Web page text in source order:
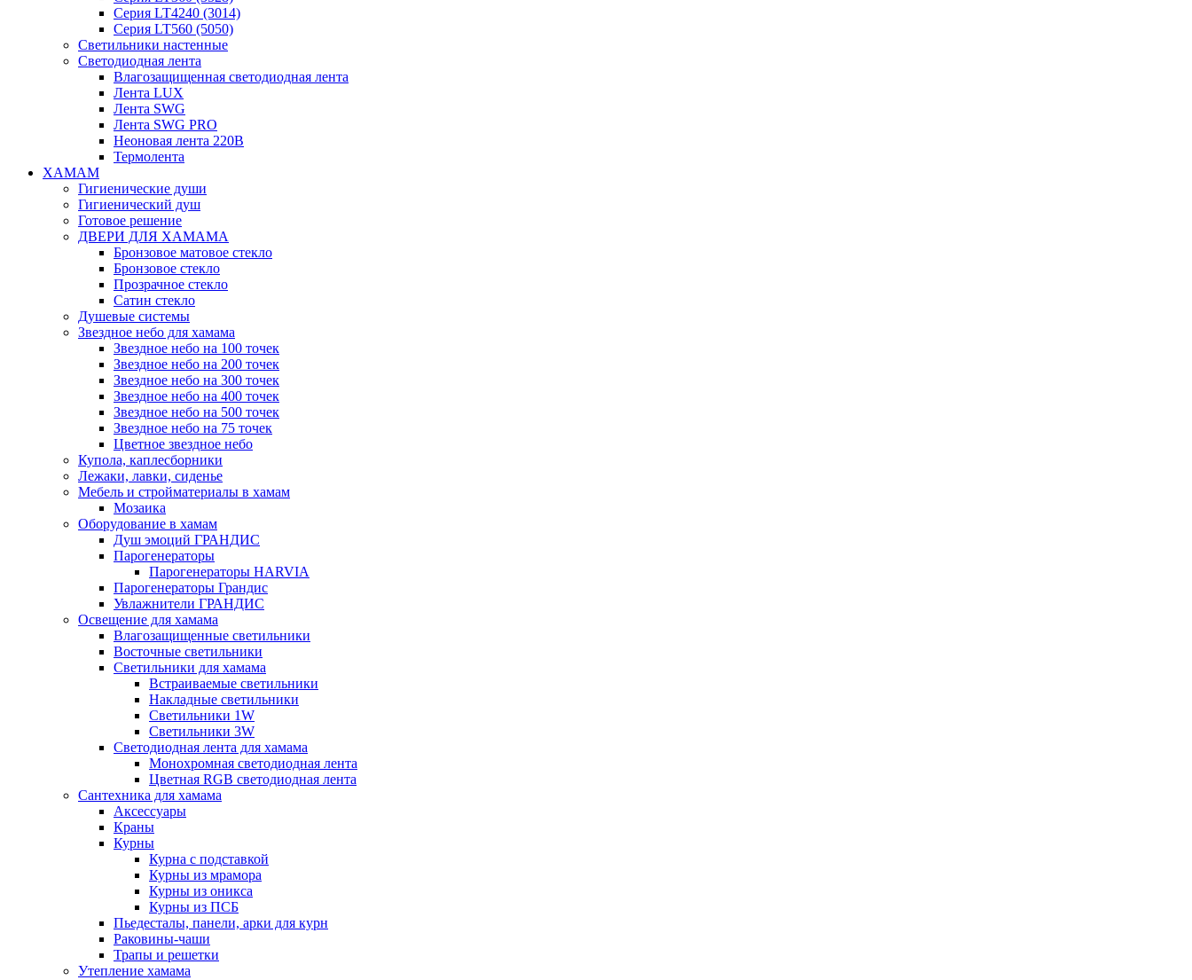
Серия LT4240 (3014)
Серия LT560 (5050)
Светильники настенные
Светодиодная лента
Влагозащищенная светодиодная лента
Лента LUX
Лента SWG
Лента SWG PRO
Неоновая лента 220В
Термолента
ХАМАМ
Гигиенические души
Гигиенический душ
Готовое решение
ДВЕРИ ДЛЯ ХАМАМА
Бронзовое матовое стекло
Бронзовое стекло
Прозрачное стекло
Сатин стекло
Душевые системы
Звездное небо для хамама
Звездное небо на 100 точек
Звездное небо на 200 точек
Звездное небо на 300 точек
Звездное небо на 400 точек
Звездное небо на 500 точек
Звездное небо на 75 точек
Цветное звездное небо
Купола, каплесборники
Лежаки, лавки, сиденье
Мебель и стройматериалы в хамам
Мозаика
Оборудование в хамам
Душ эмоций ГРАНДИС
Парогенераторы
Парогенераторы HARVIA
Парогенераторы Грандис
Увлажнители ГРАНДИС
Освещение для хамама
Влагозащищенные светильники
Восточные светильники
Светильники для хамама
Встраиваемые светильники
Накладные светильники
Светильники 1W
Светильники 3W
Светодиодная лента для хамама
Монохромная светодиодная лента
Цветная RGB светодиодная лента
Сантехника для хамама
Аксессуары
Краны
Курны
Курна с подставкой
Курны из мрамора
Курны из оникса
Курны из ПСБ
Пьедесталы, панели, арки для курн
Раковины-чаши
Трапы и решетки
Утепление хамама